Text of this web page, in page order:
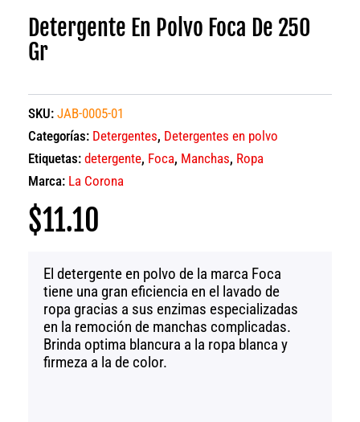
Detergente En Polvo Foca De 250
Gr
SKU: JAB-0005-01
Categorías: Detergentes, Detergentes en polvo
Etiquetas: detergente, Foca, Manchas, Ropa
Marca: La Corona
$11.10
El detergente en polvo de la marca Foca
tiene una gran eficiencia en el lavado de
ropa gracias a sus enzimas especializadas
en la remoción de manchas complicadas.
Brinda optima blancura a la ropa blanca y
firmeza a la de color.